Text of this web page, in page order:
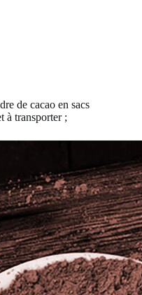
de cacao en sacs
à transporter ;